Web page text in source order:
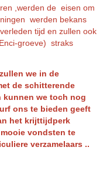
,werden de eisen om
werden bekans
tijd en zullen ook
groeve) straks
we in de
de schitterende
we toch nog
ons te bieden geeft
het krijttijdperk
vondsten te
verzamelaars ..